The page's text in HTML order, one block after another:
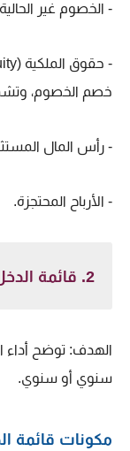
- الخصوم غير
خصم الخصوم،
- رأس المال
- الأرباح المحتجزة.
2. قائمة الدخل (Income Statement)
الهدف: توضح أداء
سنوي أو سنوي.
مكونات قائمة